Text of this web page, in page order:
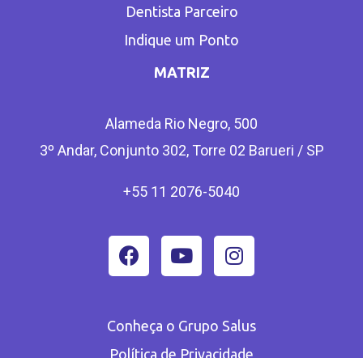
Dentista Parceiro
Indique um Ponto
MATRIZ
Alameda Rio Negro, 500
3º Andar, Conjunto 302, Torre 02 Barueri / SP
+55 11 2076-5040
Conheça o Grupo Salus
Política de Privacidade